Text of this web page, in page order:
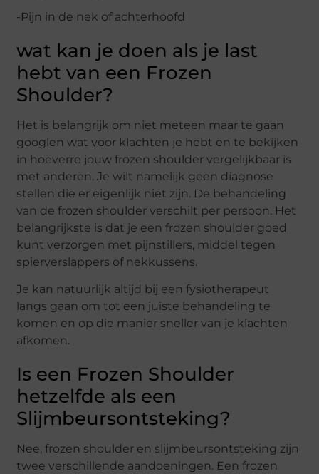
-Pijn in de nek of achterhoofd
wat kan je doen als je last
hebt van een Frozen
Shoulder?
Het is belangrijk om niet meteen maar te gaan
googlen wat voor klachten je hebt en te bekijken
in hoeverre jouw frozen shoulder vergelijkbaar is
met anderen. Je wilt namelijk geen diagnose
stellen die er eigenlijk niet zijn. De behandeling
van de frozen shoulder verschilt per persoon. Het
belangrijkste is dat je een frozen shoulder goed
kunt verzorgen met pijnstillers, middel tegen
spierverslappers of nekkussens.
Je kan natuurlijk altijd bij een fysiotherapeut
langs gaan om tot een juiste behandeling te
komen en op die manier sneller van je klachten
afkomen.
Is een Frozen Shoulder
hetzelfde als een
Slijmbeursontsteking?
Nee, frozen shoulder en slijmbeursontsteking zijn
twee verschillende aandoeningen. Een frozen